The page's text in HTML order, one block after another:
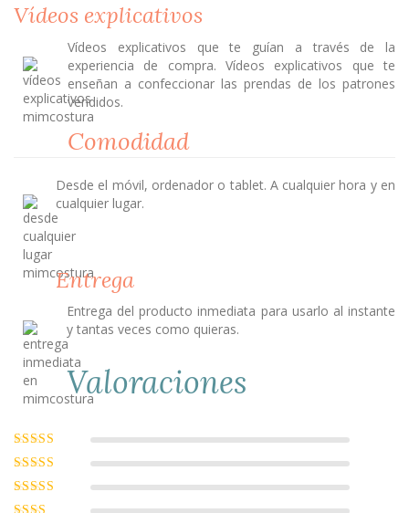
Vídeos explicativos
Vídeos explicativos que te guían a través de la
experiencia de compra. Vídeos explicativos que te
enseñan a confeccionar las prendas de los patrones
vendidos.
Comodidad
Desde el móvil, ordenador o tablet. A cualquier hora y en
cualquier lugar.
Entrega
Entrega del producto inmediata para usarlo al instante
y tantas veces como quieras.
Valoraciones
Valorado con
5de 5
Valorado
con4 de 5
Valorado